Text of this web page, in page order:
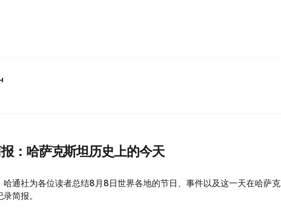
：哈萨克斯坦历史上的今天
哈通社为各位读者总结8月8日世界各地的节日、事件以及这一天在哈萨克
简报。